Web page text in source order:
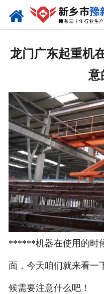
龙门广东起重机
意
******机器在使用的时
面，今天咱们就来看一
候需要注意什么吧！